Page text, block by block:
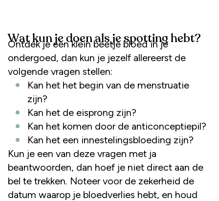
Wat kun je doen als je spotting hebt?
Ontdek je een klein beetje bloed in je
ondergoed, dan kun je jezelf allereerst de
volgende vragen stellen:
Kan het het begin van de menstruatie
zijn?
Kan het de eisprong zijn?
Kan het komen door de anticonceptiepil?
Kan het een innestelingsbloeding zijn?
Kun je een van deze vragen met ja
beantwoorden, dan hoef je niet direct aan de
bel te trekken. Noteer voor de zekerheid de
datum waarop je bloedverlies hebt, en houd